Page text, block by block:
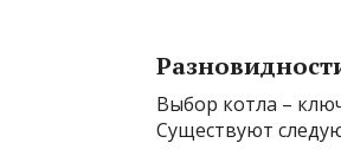
Выбор котла –
Существуют